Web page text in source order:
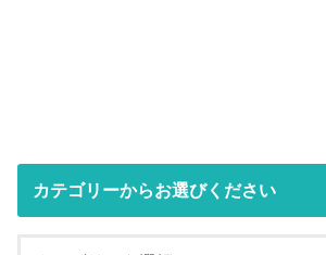
カテゴリーからお選びください